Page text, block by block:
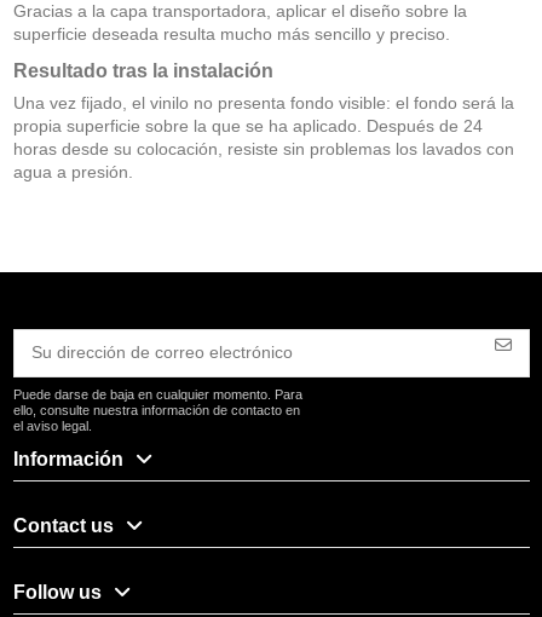
Gracias a la capa transportadora, aplicar el diseño sobre la
superficie deseada resulta mucho más sencillo y preciso.
Resultado tras la instalación
Una vez fijado, el vinilo no presenta fondo visible: el fondo será la
propia superficie sobre la que se ha aplicado. Después de 24
horas desde su colocación, resiste sin problemas los lavados con
agua a presión.
Puede darse de baja en cualquier momento. Para
ello, consulte nuestra información de contacto en
el aviso legal.
Información
Contact us
Follow us